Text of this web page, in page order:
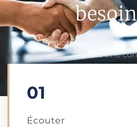
Toute relation avec un
l’écoute et le
01
Écouter​